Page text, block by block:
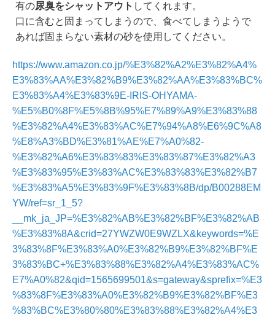
有の尿臭をシャットアウト してくれます。
口に含むと固まってしまうので、食べてしまうようで
あれば固まらない素材の砂を使用してください。
https://www.amazon.co.jp/%E3%82%A2%E3%82%A4%
E3%83%AA%E3%82%B9%E3%82%AA%E3%83%BC%
E3%83%A4%E3%83%9E-IRIS-OHYAMA-
%E5%B0%8F%E5%8B%95%E7%89%A9%E3%83%88
%E3%82%A4%E3%83%AC%E7%94%A8%E6%9C%A8
%E8%A3%BD%E3%81%AE%E7%A0%82-
%E3%82%A6%E3%83%83%E3%83%87%E3%82%A3
%E3%83%95%E3%83%AC%E3%83%83%E3%82%B7
%E3%83%A5%E3%83%9F%E3%83%8B/dp/B00288EM
YW/ref=sr_1_5?
__mk_ja_JP=%E3%82%AB%E3%82%BF%E3%82%AB
%E3%83%8A&crid=27YWZW0E9WZLX&keywords=%E
3%83%8F%E3%83%A0%E3%82%B9%E3%82%BF%E
3%83%BC+%E3%83%88%E3%82%A4%E3%83%AC%
E7%A0%82&qid=1565699501&s=gateway&sprefix=%E3
%83%8F%E3%83%A0%E3%82%B9%E3%82%BF%E3
%83%BC%E3%80%80%E3%83%88%E3%82%A4%E3